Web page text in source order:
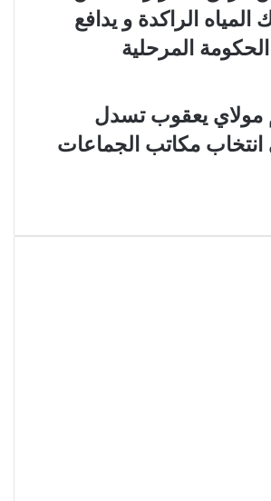
المياه الراكدة و يدافع
المرحلية
مولاي يعقوب تسدل
انتخاب مكاتب الجماعات